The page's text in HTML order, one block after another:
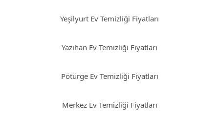
Yeşilyurt Ev Temizliği Fiyatları
Yazıhan Ev Temizliği Fiyatları
Pötürge Ev Temizliği Fiyatları
Merkez Ev Temizliği Fiyatları